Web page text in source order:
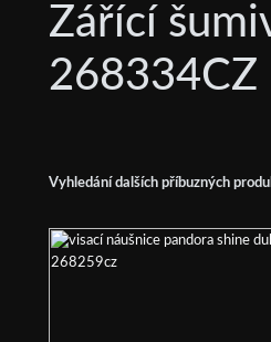
Zářící
268334CZ
Vyhledání dalších příbuzných